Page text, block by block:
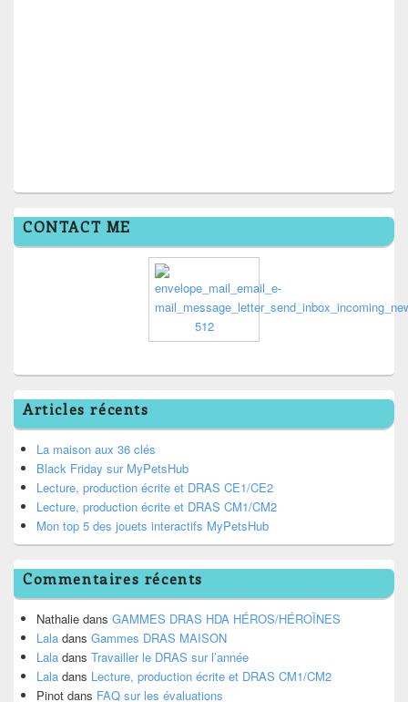
CONTACT ME
Articles récents
La maison aux 36 clés
Black Friday sur MyPetsHub
Lecture, production écrite et DRAS CE1/CE2
Lecture, production écrite et DRAS CM1/CM2
Mon top 5 des jouets interactifs MyPetsHub
Commentaires récents
Nathalie dans GAMMES DRAS HDA HÉROS/HÉROÏNES
Lala dans Gammes DRAS MAISON
Lala dans Travailler le DRAS sur l’année
Lala dans Lecture, production écrite et DRAS CM1/CM2
Pinot dans FAQ sur les évaluations